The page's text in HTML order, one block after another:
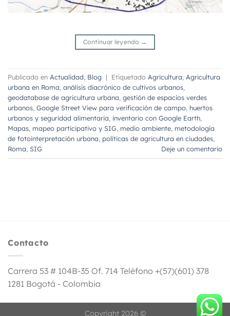
Continuar leyendo →
Publicado en Actualidad, Blog | Etiquetado Agricultura, Agricultura
urbana en Roma, análisis diacrónico de cultivos urbanos,
geodatabase de agricultura urbana, gestión de espacios verdes
urbanos, Google Street View para verificación de campo, huertos
urbanos y seguridad alimentaria, inventario con Google Earth,
Mapas, mapeo participativo y SIG, medio ambiente, metodología
de fotointerpretación urbana, políticas de agricultura en ciudades,
Roma, SIG Deje un comentario
Contacto
Carrera 53 # 104B-35 Of. 714 Teléfono +(57)(601) 378
1281 Bogotá - Colombia
Copyright 2026 ©